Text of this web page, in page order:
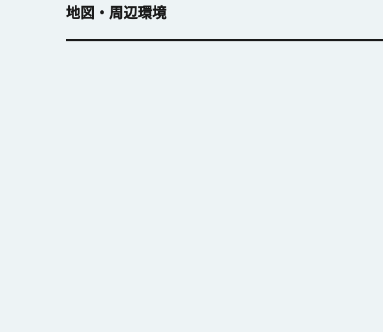
地図・周辺環境